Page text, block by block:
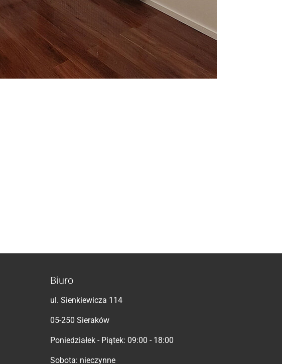
Biuro
ul. Sienkiewicza 114
05-250 Sieraków
Poniedziałek - Piątek: 09:00 - 18:00
Sobota: nieczynne